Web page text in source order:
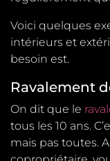
Voici quelques
intérieurs et
besoin est.
Ravalement
On dit que le
tous les 10 ans.
mais pas toutes.